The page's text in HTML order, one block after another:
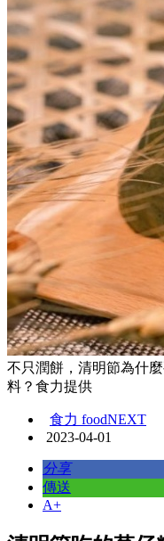
不只潤餅，清明節為什
料？食力提供
食力 foodNEXT
2023-04-01
分享
傳送
A+